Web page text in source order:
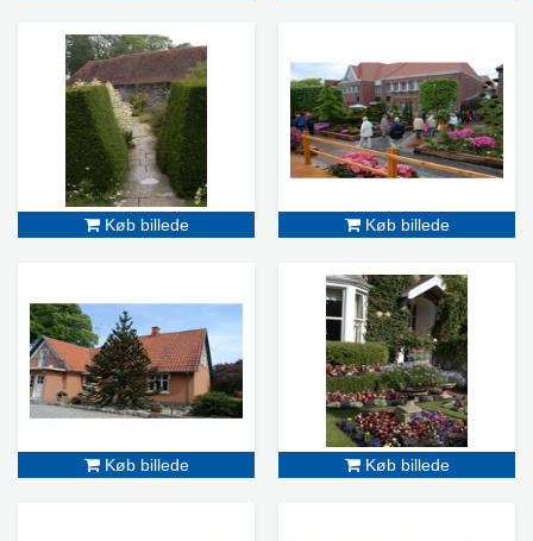
Køb billede Køb billede
Køb billede Køb billede